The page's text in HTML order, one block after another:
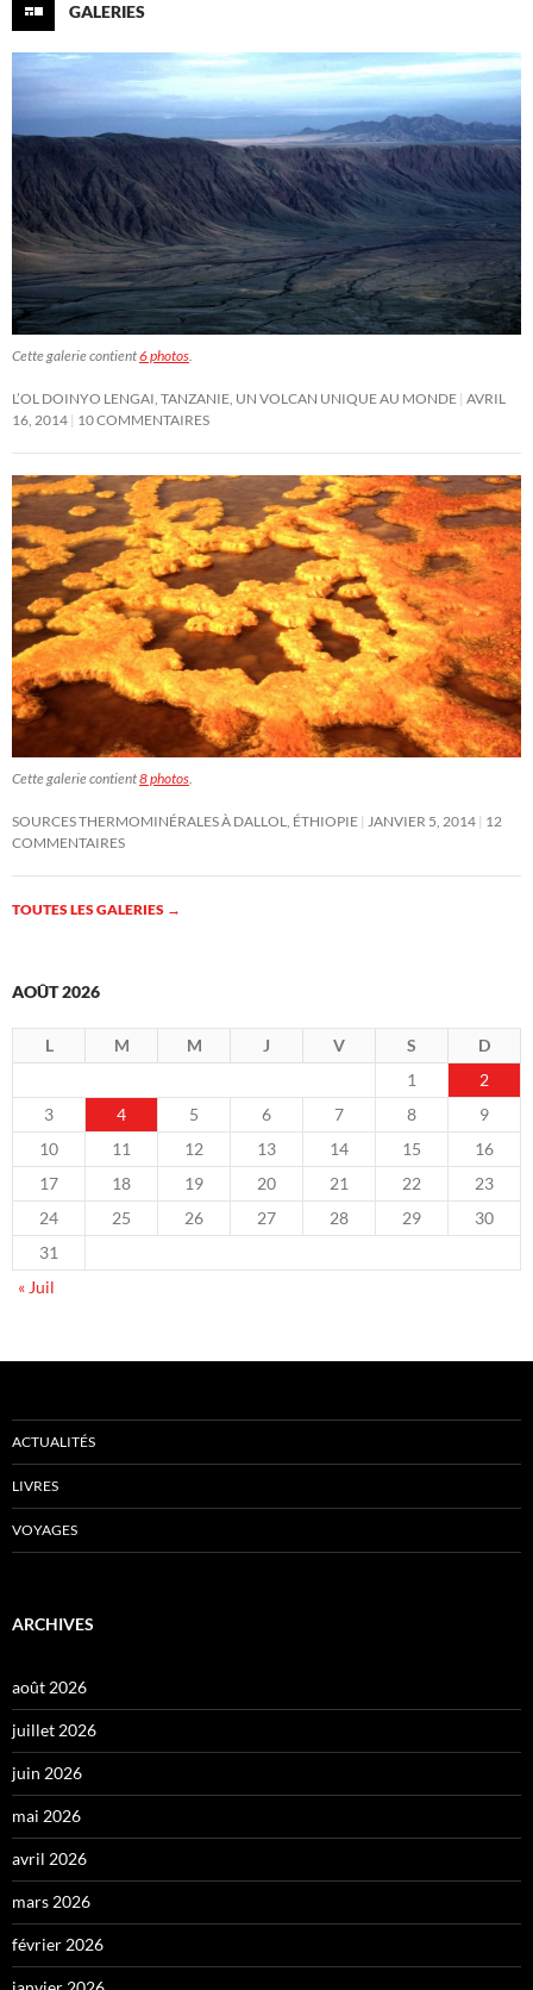
GALERIES
Cette galerie contient6 photos.
L’OL DOINYO LENGAI, TANZANIE, UN VOLCAN UNIQUE AU MONDE AVRIL
16, 2014 10 COMMENTAIRES
Cette galerie contient8 photos.
SOURCES THERMOMINÉRALES À DALLOL, ÉTHIOPIE JANVIER 5, 2014 12
COMMENTAIRES
TOUTES LES GALERIES →
AOÛT 2026
L M M J V S
D
1
2
3
4 5 6 7 8
9
10
11 12 13 14 15
16
17
18 19 20 21 22
23
24
25 26 27 28 29
30
31
« Juil
ACTUALITÉS
LIVRES
VOYAGES
ARCHIVES
août 2026
juillet 2026
juin 2026
mai 2026
avril 2026
mars 2026
février 2026